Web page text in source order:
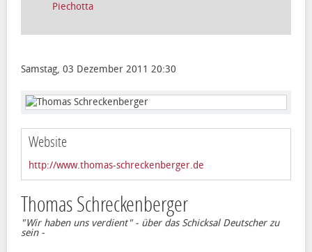
Piechotta
Samstag, 03 Dezember 2011 20:30
Website
http://www.thomas-schreckenberger.de
Thomas Schreckenberger
"Wir haben uns verdient" - über das Schicksal Deutscher zu
sein -